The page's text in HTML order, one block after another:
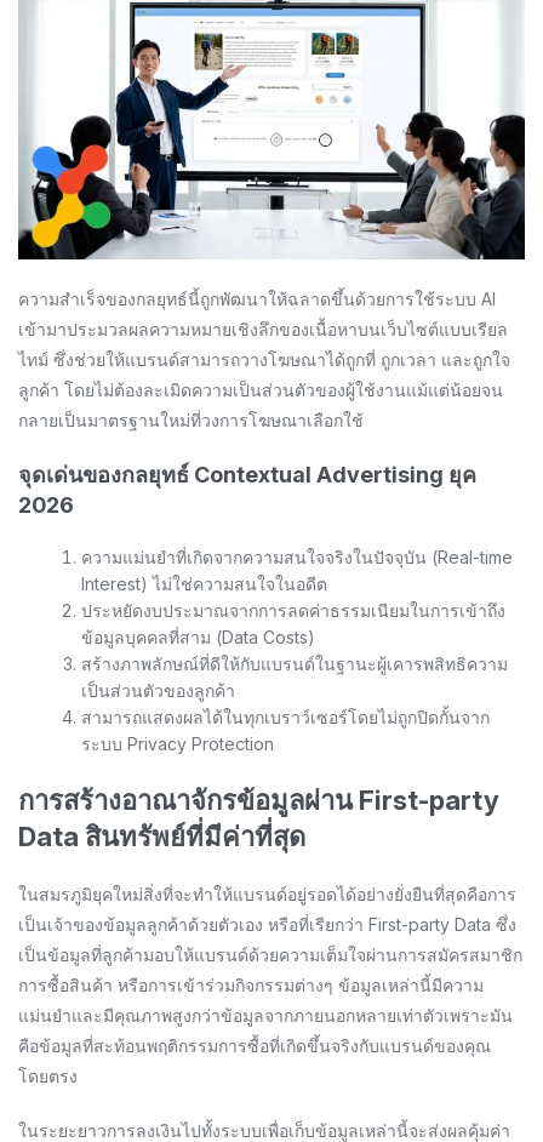
ความสำเร็จของกลยุทธ์นี้ถูกพัฒนาให้ฉลาดขึ้นด้วยการใช้ระบบ AI
เข้ามาประมวลผลความหมายเชิงลึกของเนื้อหาบนเว็บไซต์แบบเรียล
ไทม์ ซึ่งช่วยให้แบรนด์สามารถวางโฆษณาได้ถูกที่ ถูกเวลา และถูกใจ
ลูกค้า โดยไม่ต้องละเมิดความเป็นส่วนตัวของผู้ใช้งานแม้แต่น้อยจน
กลายเป็นมาตรฐานใหม่ที่วงการโฆษณาเลือกใช้
จุดเด่นของกลยุทธ์ Contextual Advertising ยุค
2026
ความแม่นยำที่เกิดจากความสนใจจริงในปัจจุบัน (Real-time
Interest) ไม่ใช่ความสนใจในอดีต
ประหยัดงบประมาณจากการลดค่าธรรมเนียมในการเข้าถึง
ข้อมูลบุคคลที่สาม (Data Costs)
สร้างภาพลักษณ์ที่ดีให้กับแบรนด์ในฐานะผู้เคารพสิทธิความ
เป็นส่วนตัวของลูกค้า
สามารถแสดงผลได้ในทุกเบราว์เซอร์โดยไม่ถูกปิดกั้นจาก
ระบบ Privacy Protection
การสร้างอาณาจักรข้อมูลผ่าน First-party
Data สินทรัพย์ที่มีค่าที่สุด
ในสมรภูมิยุคใหม่สิ่งที่จะทำให้แบรนด์อยู่รอดได้อย่างยั่งยืนที่สุดคือการ
เป็นเจ้าของข้อมูลลูกค้าด้วยตัวเอง หรือที่เรียกว่า First-party Data ซึ่ง
เป็นข้อมูลที่ลูกค้ามอบให้แบรนด์ด้วยความเต็มใจผ่านการสมัครสมาชิก
การซื้อสินค้า หรือการเข้าร่วมกิจกรรมต่างๆ ข้อมูลเหล่านี้มีความ
แม่นยำและมีคุณภาพสูงกว่าข้อมูลจากภายนอกหลายเท่าตัวเพราะมัน
คือข้อมูลที่สะท้อนพฤติกรรมการซื้อที่เกิดขึ้นจริงกับแบรนด์ของคุณ
โดยตรง
ในระยะยาวการลงเงินไปทั้งระบบเพื่อเก็บข้อมูลเหล่านี้จะส่งผลคุ้มค่า